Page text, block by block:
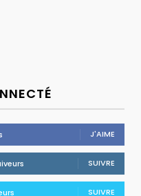
J'AIME
SUIVRE
SUIVRE